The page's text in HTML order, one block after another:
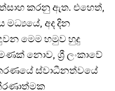
කරනු ඇත. එහෙත්,
මධ්‍යයේ, අද දින
මෙම හමුව හුදු
නොව, ශ්‍රී ලංකාවේ
ස්වාධීනත්වයේ